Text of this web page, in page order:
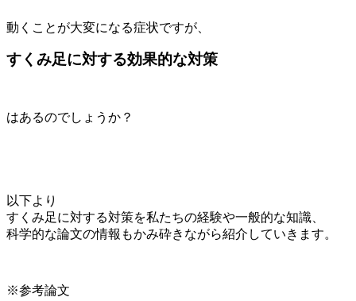
動くことが大変になる症状ですが、
すくみ足に対する効果的な対策
はあるのでしょうか？
以下より
すくみ足に対する対策を私たちの経験や一般的な知識、
科学的な論文の情報もかみ砕きながら紹介していきます。
※参考論文